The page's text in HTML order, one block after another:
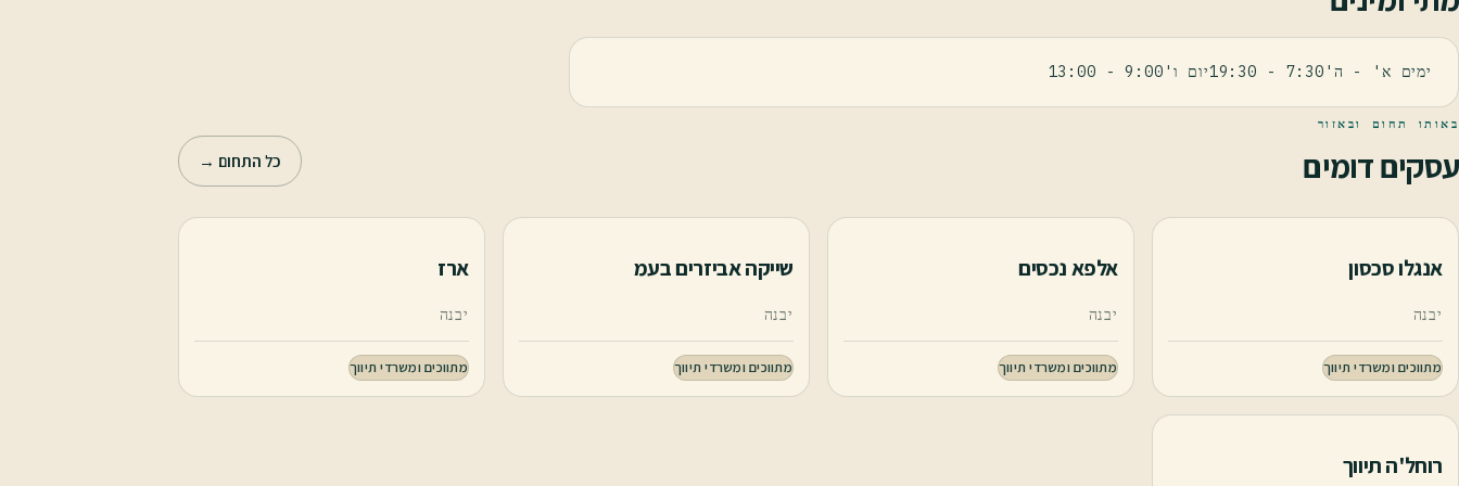
ימים א' - ה'7:30 - 19:30יום ו'9:00 - 13:00
באותו תחום ובאזור
עסקים דומים כל התחום →
אנגלו סכסון
יבנה
מתווכים ומשרדי תיווך
אלפא נכסים
יבנה
מתווכים ומשרדי תיווך
שייקה אביזרים בעמ
יבנה
מתווכים ומשרדי תיווך
ארז
יבנה
מתווכים ומשרדי תיווך
רוחל'ה תיווך